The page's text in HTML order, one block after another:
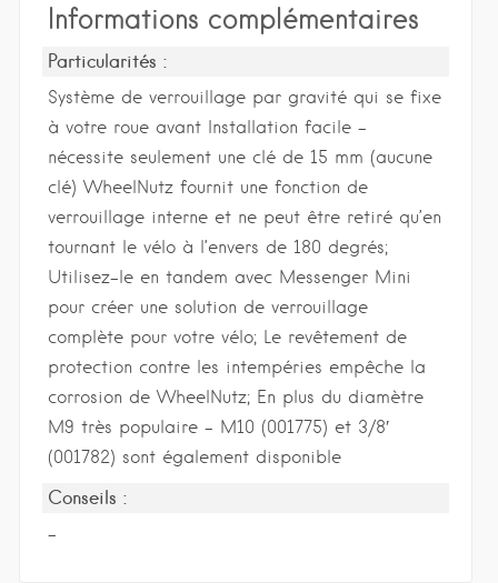
Informations complémentaires
Particularités :
Système de verrouillage par gravité qui se fixe
à votre roue avant Installation facile –
nécessite seulement une clé de 15 mm (aucune
clé) WheelNutz fournit une fonction de
verrouillage interne et ne peut être retiré qu’en
tournant le vélo à l’envers de 180 degrés;
Utilisez-le en tandem avec Messenger Mini
pour créer une solution de verrouillage
complète pour votre vélo; Le revêtement de
protection contre les intempéries empêche la
corrosion de WheelNutz; En plus du diamètre
M9 très populaire – M10 (001775) et 3/8′
(001782) sont également disponible
Conseils :
-